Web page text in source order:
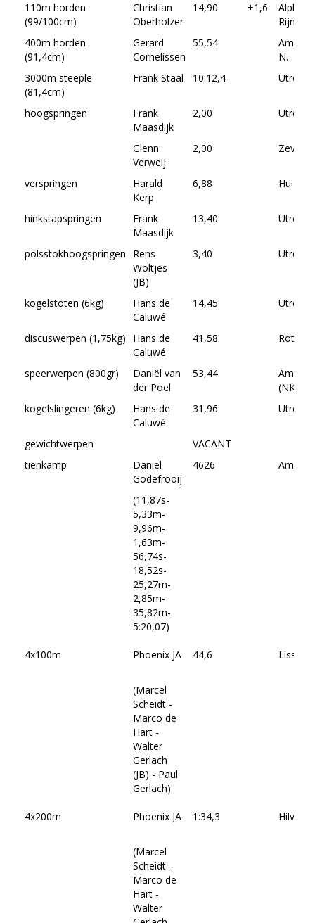
110m horden
(99/100cm)
Christian
Oberholzer
14,90 +1,6
Alphen
Rijn
400m horden
(91,4cm)
Gerard
Cornelissen
55,54
N.
3000m steeple
(81,4cm)
Frank Staal 10:12,4
hoogspringen
Frank
Maasdijk
2,00
Glenn
Verweij
2,00
verspringen
Harald
Kerp
6,88 Huizen
hinkstapspringen
Frank
Maasdijk
13,40
polsstokhoogspringen
Rens
Woltjes
(JB)
3,40
kogelstoten (6kg)
Hans de
Caluwé
14,45
discuswerpen (1,75kg)
Hans de
Caluwé
41,58
speerwerpen (800gr)
Daniël van
der Poel
53,44
(NK
kogelslingeren (6kg)
Hans de
Caluwé
31,96
gewichtwerpen
VACANT
tienkamp
Daniël
Godefrooij
4626
(11,87s-
5,33m-
9,96m-
1,63m-
56,74s-
18,52s-
25,27m-
2,85m-
35,82m-
5:20,07)
4x100m Phoenix JA 44,6 Lisse
(Marcel
Scheidt -
Marco de
Hart -
Walter
Gerlach
(JB) - Paul
Gerlach)
4x200m Phoenix JA 1:34,3
(Marcel
Scheidt -
Marco de
Hart -
Walter